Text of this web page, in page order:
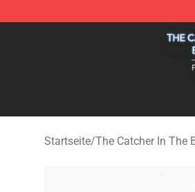
The Catcher In The Ballpark
Startseite/The Catcher In The